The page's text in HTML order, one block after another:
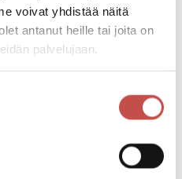
voivat yhdistää näitä
antanut heille tai joita on
palvelujaan.